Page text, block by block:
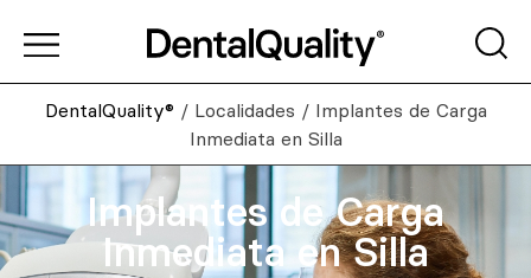
DentalQuality® / Localidades / Implantes de Carga
Inmediata en Silla
Implantes de Carga
Inmediata en Silla